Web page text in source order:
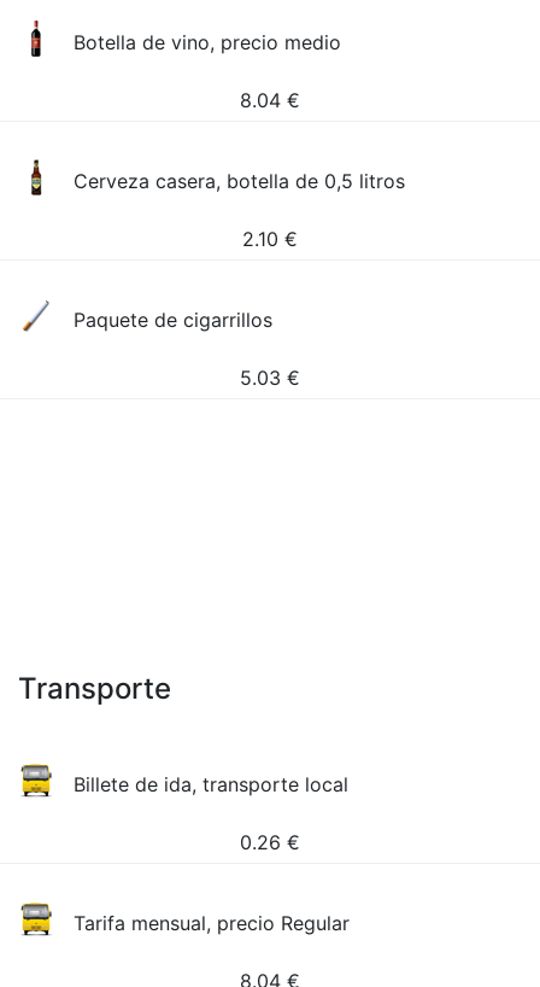
Botella de vino, precio medio
8.04 €
Cerveza casera, botella de 0,5 litros
2.10 €
Paquete de cigarrillos
5.03 €
Transporte
Billete de ida, transporte local
0.26 €
Tarifa mensual, precio Regular
8.04 €